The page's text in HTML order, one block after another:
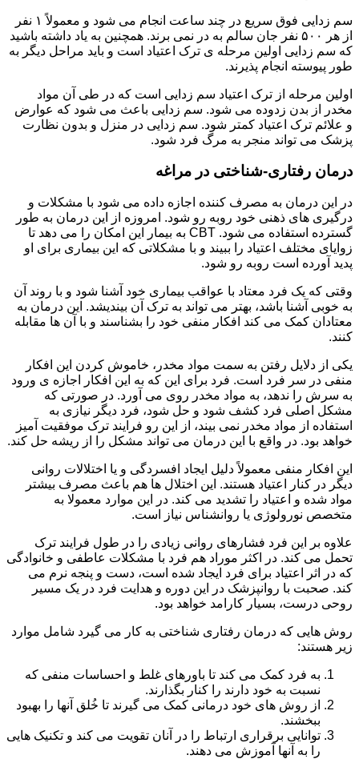
سم زدایی فوق سریع در چند ساعت انجام می شود و معمولاً ۱ نفر
از هر ۵۰۰ نفر جان سالم به در نمی برند. همچنین به یاد داشته باشید
که سم زدایی اولین مرحله ی ترک اعتیاد است و باید مراحل دیگر به
طور پیوسته انجام پذیرند.
اولین مرحله از ترک اعتیاد سم زدایی است که در طی آن مواد
مخدر از بدن زدوده می شود. سم زدایی باعث می شود که عوارض
و علائم ترک اعتیاد کمتر شود. سم زدایی در منزل و بدون نظارت
پزشک می تواند منجر به مرگ فرد شود.
درمان رفتاری-شناختی در مراغه
در این درمان به مصرف کننده اجازه داده می شود با مشکلات و
درگیری های ذهنی خود روبه رو شود. امروزه از این درمان به طور
گسترده استفاده می شود. CBT به بیمار این امکان را می دهد تا
زوایای مختلف اعتیاد را ببیند و با مشکلاتی که این بیماری برای او
پدید آورده است روبه رو شود.
وقتی که یک فرد معتاد با عواقب بیماری خود آشنا شود و با روند آن
به خوبی آشنا باشد، بهتر می تواند به ترک آن بیندیشد. این درمان به
معتادان کمک می کند افکار منفی خود را بشناسند و با آن ها مقابله
کنند.
یکی از دلایل رفتن به سمت مواد مخدر، خاموش کردن این افکار
منفی در سر فرد است. فرد برای این که به این افکار اجازه ی ورود
به سرش را ندهد، به مواد مخدر روی می آورد. در صورتی که
مشکل اصلی فرد کشف شود و حل شود، فرد دیگر نیازی به
استفاده از مواد مخدر نمی بیند، از این رو فرایند ترک موفقیت آمیز
خواهد بود. در واقع با این درمان می تواند مشکل را از ریشه حل کند.
این افکار منفی معمولاً دلیل ایجاد افسردگی و یا اختلالات روانی
دیگر در کنار اعتیاد هستند. این اختلال ها هم باعث مصرف بیشتر
مواد شده و اعتیاد را تشدید می کند. در این موارد معمولا به
متخصص نورولوژی یا روانشناس نیاز است.
علاوه بر این فرد فشارهای روانی زیادی را در طول فرایند ترک
تحمل می کند. در اکثر موراد هم فرد با مشکلات عاطفی و خانوادگی
که در اثر اعتیاد برای فرد ایجاد شده است، دست و پنجه نرم می
کند. صحبت با روانپزشک در این دوره و هدایت فرد در یک مسیر
روحی درست، بسیار کارامد خواهد بود.
روش هایی که درمان رفتاری شناختی به کار می گیرد شامل موارد
زیر هستند:
به فرد کمک می کند تا باورهای غلط و احساسات منفی که
نسبت به خود دارند را کنار بگذارند.
از روش های خود درمانی کمک می گیرند تا خُلق آنها را بهبود
ببخشند.
توانایی برقراری ارتباط را در آنان تقویت می کند و تکنیک هایی
را به آنها آموزش می دهند.